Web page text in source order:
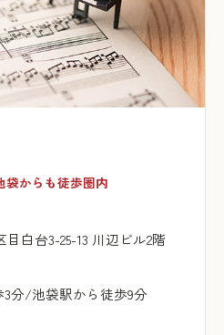
袋からも徒歩圏内
目白台3-25-13 川辺ビル2階
分/池袋駅から徒歩9分